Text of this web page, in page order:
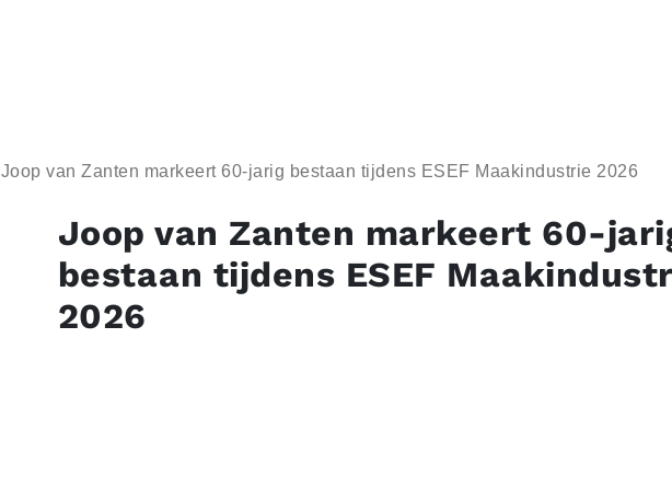
Joop van Zanten markeert 60-jarig bestaan tijdens ESEF Maakindustrie 2026
Joop van Zanten markeert 60-
bestaan tijdens ESEF
2026